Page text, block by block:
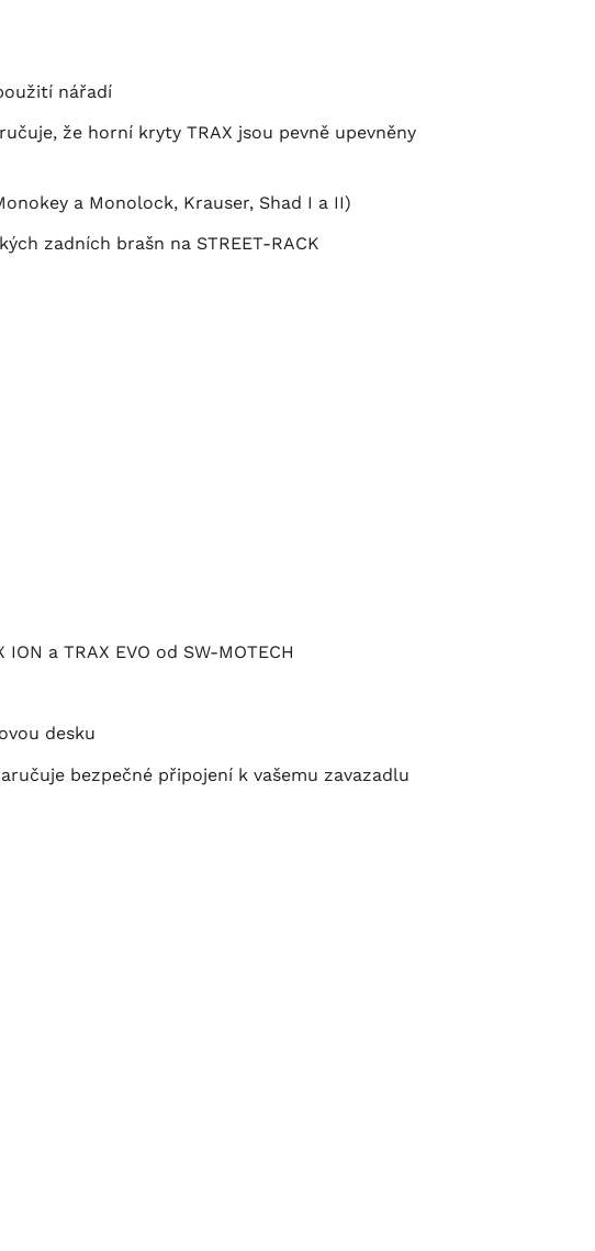
nářadí
že horní kryty TRAX jsou pevně upevněny
a Monolock, Krauser, Shad I a II)
zadních brašn na STREET-RACK
a TRAX EVO od SW-MOTECH
desku
bezpečné připojení k vašemu zavazadlu